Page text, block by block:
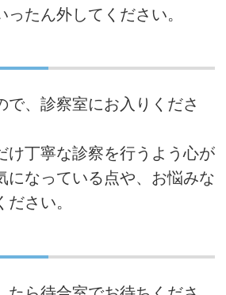
ったん外してください。
で、診察室にお入りくださ
け丁寧な診察を行うよう心が
になっている点や、お悩みな
さい。